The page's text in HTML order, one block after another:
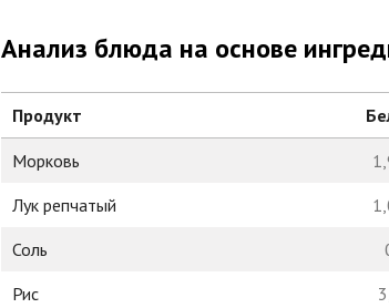
Анализ блюда на основе
Продукт
Морковь
Лук репчатый
Соль
Рис